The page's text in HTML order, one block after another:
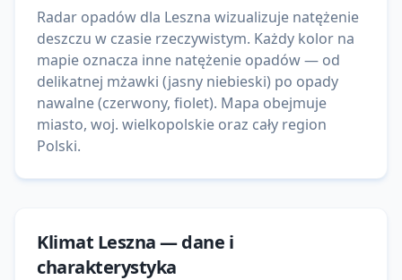
Radar opadów dla Leszna wizualizuje natężenie
deszczu w czasie rzeczywistym. Każdy kolor na
mapie oznacza inne natężenie opadów — od
delikatnej mżawki (jasny niebieski) po opady
nawalne (czerwony, fiolet). Mapa obejmuje
miasto, woj. wielkopolskie oraz cały region
Polski.
Klimat Leszna— dane i
charakterystyka